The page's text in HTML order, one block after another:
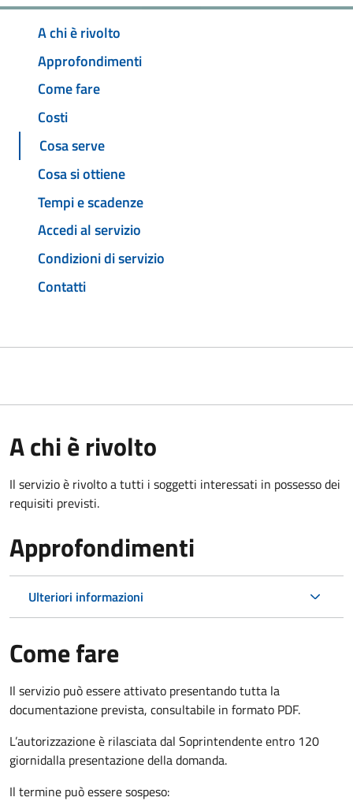
A chi è rivolto
Approfondimenti
Come fare
Costi
Cosa serve
Cosa si ottiene
Tempi e scadenze
Accedi al servizio
Condizioni di servizio
Contatti
A chi è rivolto
Il servizio è rivolto a tutti i soggetti interessati in possesso dei
requisiti previsti.
Approfondimenti
Ulteriori informazioni
Come fare
Il servizio può essere attivato presentando tutta la
documentazione prevista, consultabile in formato PDF.
L’autorizzazione è rilasciata dal Soprintendente entro 120
giornidalla presentazione della domanda.
Il termine può essere sospeso: